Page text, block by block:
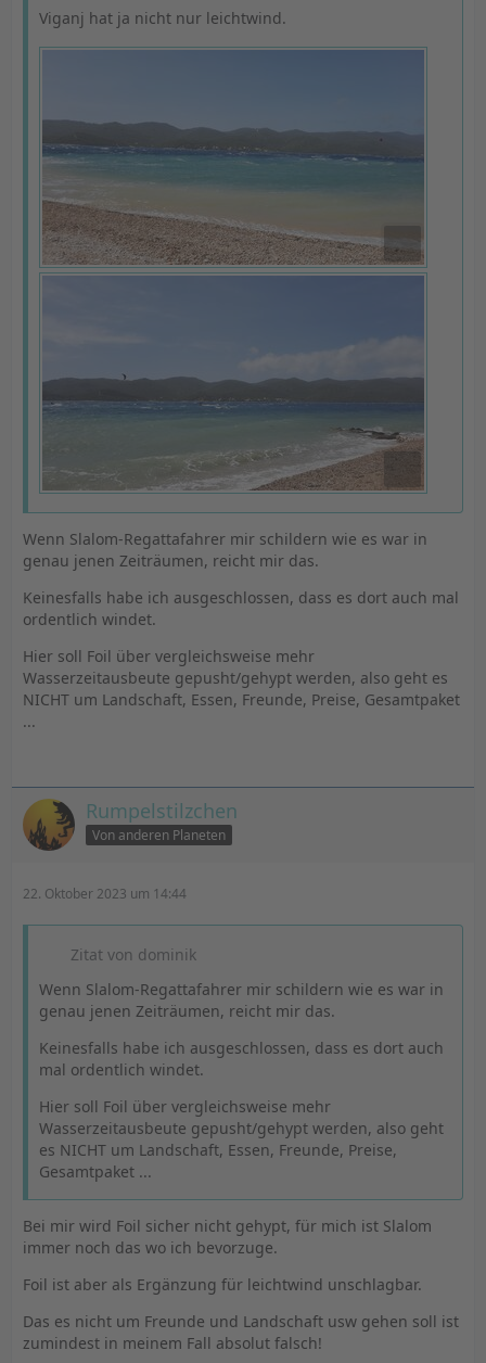
Viganj hat ja nicht nur leichtwind.
Wenn Slalom-Regattafahrer mir schildern wie es war in
genau jenen Zeiträumen, reicht mir das.
Keinesfalls habe ich ausgeschlossen, dass es dort auch mal
ordentlich windet.
Hier soll Foil über vergleichsweise mehr
Wasserzeitausbeute gepusht/gehypt werden, also geht es
NICHT um Landschaft, Essen, Freunde, Preise, Gesamtpaket
...
Rumpelstilzchen
Von anderen Planeten
22. Oktober 2023 um 14:44
Zitat von dominik
Wenn Slalom-Regattafahrer mir schildern wie es war in
genau jenen Zeiträumen, reicht mir das.
Keinesfalls habe ich ausgeschlossen, dass es dort auch
mal ordentlich windet.
Hier soll Foil über vergleichsweise mehr
Wasserzeitausbeute gepusht/gehypt werden, also geht
es NICHT um Landschaft, Essen, Freunde, Preise,
Gesamtpaket ...
Bei mir wird Foil sicher nicht gehypt, für mich ist Slalom
immer noch das wo ich bevorzuge.
Foil ist aber als Ergänzung für leichtwind unschlagbar.
Das es nicht um Freunde und Landschaft usw gehen soll ist
zumindest in meinem Fall absolut falsch!